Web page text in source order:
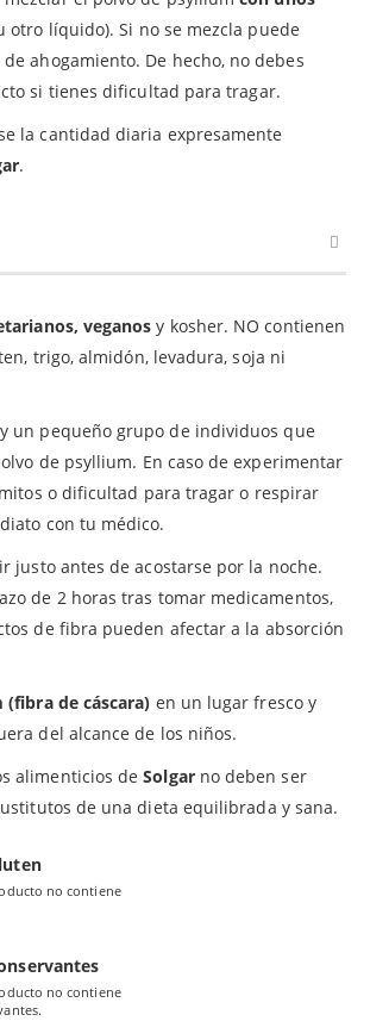
otro líquido). Si no se mezcla puede
ahogamiento. De hecho, no debes
si tienes dificultad para tragar.
la cantidad diaria expresamente
.
veganos y kosher. NO contienen
trigo, almidón, levadura, soja ni
un pequeño grupo de individuos que
de psyllium. En caso de experimentar
o dificultad para tragar o respirar
con tu médico.
justo antes de acostarse por la noche.
de 2 horas tras tomar medicamentos,
de fibra pueden afectar a la absorción
(fibra de cáscara) en un lugar fresco y
del alcance de los niños.
alimenticios deSolgarno deben ser
de una dieta equilibrada y sana.
no contiene
no contiene